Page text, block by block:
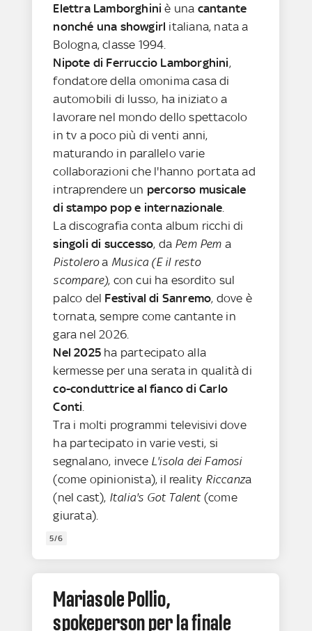
Elettra Lamborghiniè una cantante
nonché una showgirl italiana, nata a
Bologna, classe 1994.
Nipote di Ferruccio Lamborghini,
fondatore della omonima casa di
automobili di lusso, ha iniziato a
lavorare nel mondo dello spettacolo
in tv a poco più di venti anni,
maturando in parallelo varie
collaborazioni che l'hanno portata ad
intraprendere un percorso musicale
di stampo pop e internazionale
La discografia conta album ricchi di
singoli di successo, da Pem Pem a
Pistoleroa Musica (E il resto
scompare), con cui ha esordito sul
palco del Festival di Sanremo, dove è
tornata, sempre come cantante in
gara nel 2026.
Nel 2025 ha partecipato alla
kermesse per una serata in qualità di
co-conduttrice al fianco di Carlo
Conti
Tra i molti programmi televisivi dove
ha partecipato in varie vesti, si
segnalano, invece L'isola dei Famosi
(come opinionista), il reality Riccanza
(nel cast), Italia's Got Talent(come
giurata).
5/6
Mariasole Pollio,
spokeperson per la finale